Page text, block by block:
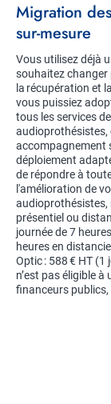
Title
Migration
sur-mesure
Description
Vous utilisez déjà
souhaitez changer
la récupération et
vous puissiez
tous les services
audioprothésistes,
accompagnement
déploiement
de répondre à
l'amélioration de
audioprothésistes,
présentiel ou
journée de 7
heures en
Optic : 588 € HT
n’est pas éligible
financeurs publics,